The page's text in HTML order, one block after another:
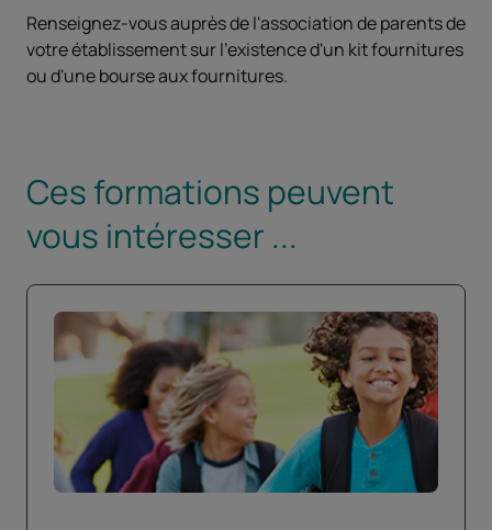
Renseignez-vous auprès de l'association de parents de
votre établissement sur l'existence d'un kit fournitures
ou d'une bourse aux fournitures.
Ces formations peuvent
vous intéresser ...